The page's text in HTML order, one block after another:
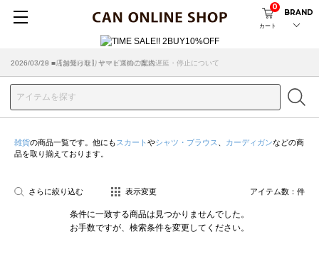
カート
0
BRAND
2026/07/29 ■【お知らせ】ヤマト運輸の配送遅延・停止について
2026/03/18 ■店舗受け取りサービスのご案内
雑貨の商品一覧です。他にも スカート やシャツ・ブラウス カーディガンなどの商
品を取り揃えております。
さらに絞り込む 表示変更 アイテム数： 件
条件に一致する商品は見つかりませんでした。
お手数ですが、検索条件を変更してください。